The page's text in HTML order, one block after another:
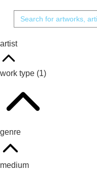
artist
work type (1)
genre
medium